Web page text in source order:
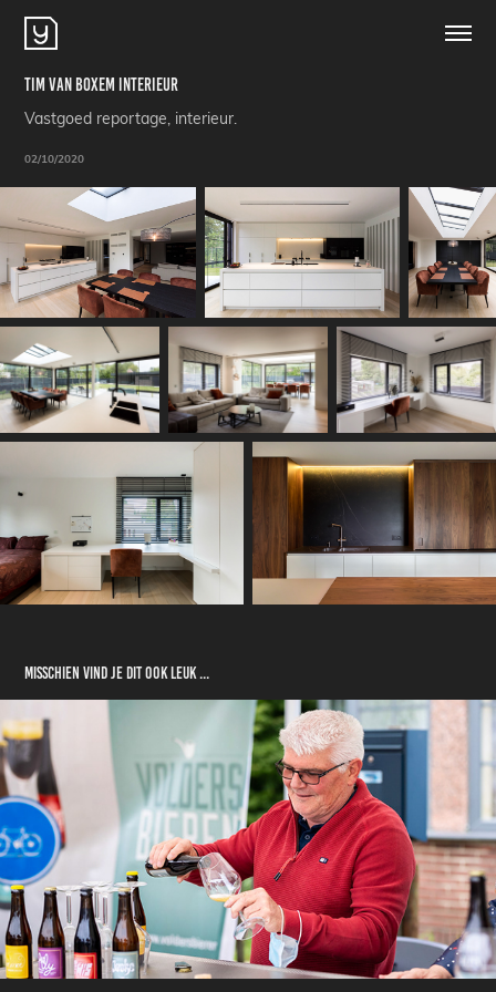
Tim Van Boxem Interieur
Vastgoed reportage, interieur.
02/10/2020
Misschien vind je dit ook leuk ...
Eco- en Boerenmarkt